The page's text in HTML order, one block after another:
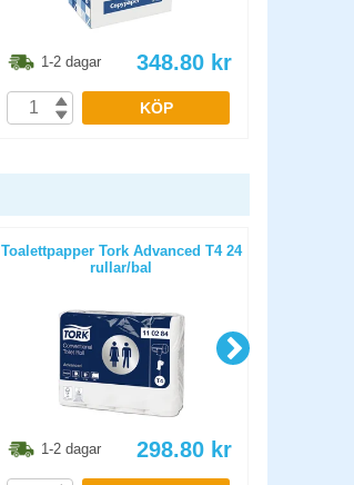
1-2 dagar 348.80 kr
KÖP
Toalettpapper Tork Advanced T4 24
rullar/bal
1-2 dagar 298.80 kr